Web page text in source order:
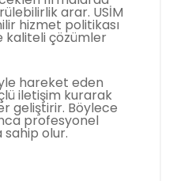
arar. USİM
hizmet politikası
kaliteli çözümler
hareket eden
iletişim kurarak
geliştirir. Böylece
profesyonel
sahip olur.